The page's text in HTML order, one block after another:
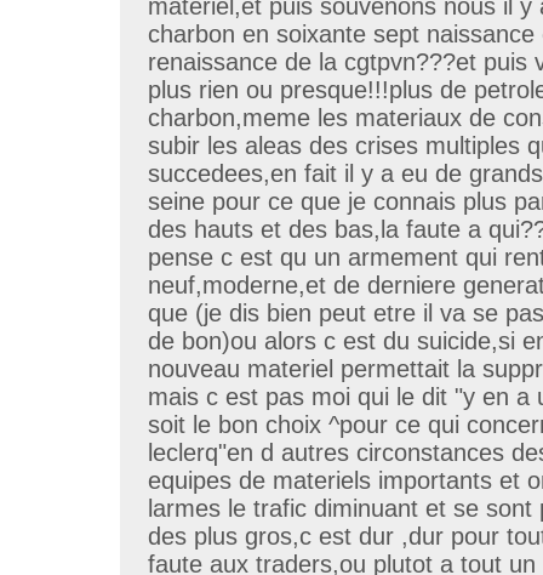
materiel,et puis souvenons nous il y
charbon en soixante sept
renaissance de la cgtpvn???et puis
plus rien ou presque!!!plus de
charbon,meme les materiaux de
subir les aleas des crises multiples
succedees,en fait il y a eu de
seine pour ce que je connais plus
des hauts et des bas,la faute a
pense c est qu un armement qui
neuf,moderne,et de derniere
que (je dis bien peut etre il va se
de bon)ou alors c est du suicide,si
nouveau materiel permettait la
mais c est pas moi qui le dit "y en a
soit le bon choix ^pour ce qui
leclerq"en d autres circonstances
equipes de materiels importants et
larmes le trafic diminuant et se sont
des plus gros,c est dur ,dur pour
faute aux traders,ou plutot a tout